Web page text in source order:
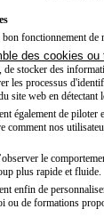
fonctionnement de
des cookies ou
stocker des
les processus
site web en
également de
comment nos
le
plus rapide et fluide.
enfin de
ou de formations